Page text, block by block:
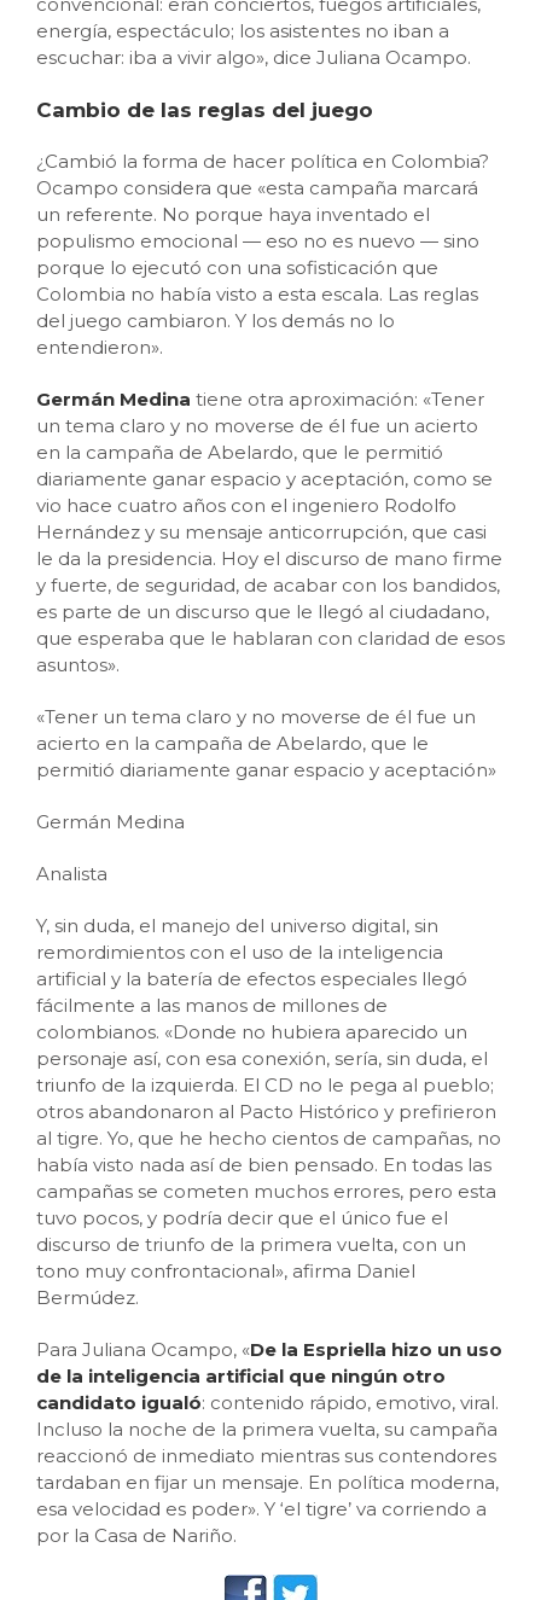
energía, espectáculo; los asistentes no iban a
escuchar: iba a vivir algo», dice Juliana Ocampo.
Cambio de las reglas del juego
¿Cambió la forma de hacer política en Colombia?
Ocampo considera que «esta campaña marcará
un referente. No porque haya inventado el
populismo emocional — eso no es nuevo — sino
porque lo ejecutó con una sofisticación que
Colombia no había visto a esta escala. Las reglas
del juego cambiaron. Y los demás no lo
entendieron».
Germán Medina tiene otra aproximación: «Tener
un tema claro y no moverse de él fue un acierto
en la campaña de Abelardo, que le permitió
diariamente ganar espacio y aceptación, como se
vio hace cuatro años con el ingeniero Rodolfo
Hernández y su mensaje anticorrupción, que casi
le da la presidencia. Hoy el discurso de mano firme
y fuerte, de seguridad, de acabar con los bandidos,
es parte de un discurso que le llegó al ciudadano,
que esperaba que le hablaran con claridad de esos
asuntos».
«Tener un tema claro y no moverse de él fue un
acierto en la campaña de Abelardo, que le
permitió diariamente ganar espacio y aceptación»
Germán Medina
Analista
Y, sin duda, el manejo del universo digital, sin
remordimientos con el uso de la inteligencia
artificial y la batería de efectos especiales llegó
fácilmente a las manos de millones de
colombianos. «Donde no hubiera aparecido un
personaje así, con esa conexión, sería, sin duda, el
triunfo de la izquierda. El CD no le pega al pueblo;
otros abandonaron al Pacto Histórico y prefirieron
al tigre. Yo, que he hecho cientos de campañas, no
había visto nada así de bien pensado. En todas las
campañas se cometen muchos errores, pero esta
tuvo pocos, y podría decir que el único fue el
discurso de triunfo de la primera vuelta, con un
tono muy confrontacional», afirma Daniel
Bermúdez.
Para Juliana Ocampo, «De la Espriella hizo un uso
de la inteligencia artificial que ningún otro
candidato igualó: contenido rápido, emotivo, viral.
Incluso la noche de la primera vuelta, su campaña
reaccionó de inmediato mientras sus contendores
tardaban en fijar un mensaje. En política moderna,
esa velocidad es poder». Y ‘el tigre’ va corriendo a
por la Casa de Nariño.